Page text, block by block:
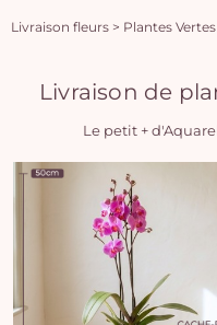
Livraison fleurs > Plantes
Livraison de
Le petit +